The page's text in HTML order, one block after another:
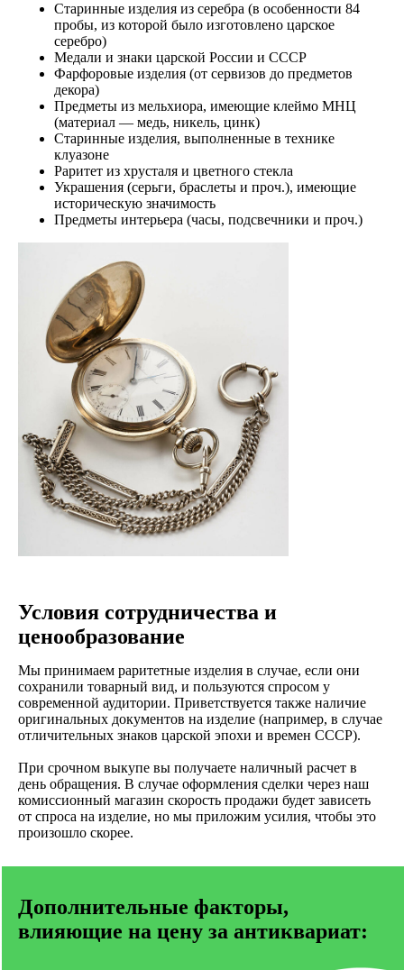
Срочный выкуп
и реализация
Выкупаем изделия за наличный
расчет в день обращения.
Свяжитесь с нами для бесплатной
оценки.
АНТИКВАРИАТ
Старинные изделия из серебра (в особенности 84
пробы, из которой было изготовлено царское
серебро)
Медали и знаки царской России и СССР
Фарфоровые изделия (от сервизов до предметов
декора)
Предметы из мельхиора, имеющие клеймо МНЦ
(материал — медь, никель, цинк)
Старинные изделия, выполненные в технике
клуазоне
Раритет из хрусталя и цветного стекла
Украшения (серьги, браслеты и проч.), имеющие
историческую значимость
Предметы интерьера (часы, подсвечники и проч.)
Условия сотрудничества и
ценообразование
Мы принимаем раритетные изделия в случае, если они
сохранили товарный вид, и пользуются спросом у
современной аудитории. Приветствуется также наличие
оригинальных документов на изделие (например, в случае
отличительных знаков царской эпохи и времен СССР).
При срочном выкупе вы получаете наличный расчет в
день обращения. В случае оформления сделки через наш
комиссионный магазин скорость продажи будет зависеть
от спроса на изделие, но мы приложим усилия, чтобы это
произошло скорее.
Дополнительные факторы,
влияющие на цену за антиквариат: